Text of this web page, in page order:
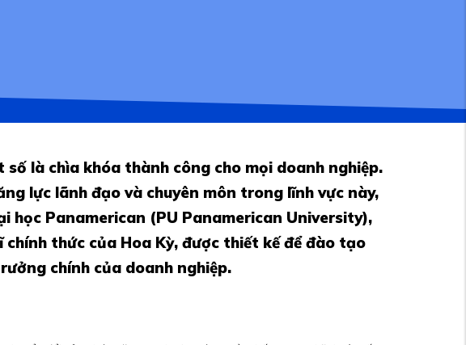
là chìa khóa thành công cho mọi doanh nghiệp.
lực lãnh đạo và chuyên môn trong lĩnh vực này,
học Panamerican (PU Panamerican University),
thức của Hoa Kỳ, được thiết kế để đào tạo
chính của doanh nghiệp.